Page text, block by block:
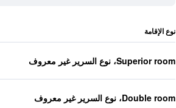
نوع الإقامة
Superior room، نوع السرير غير معروف
Double room، نوع السرير غير معروف